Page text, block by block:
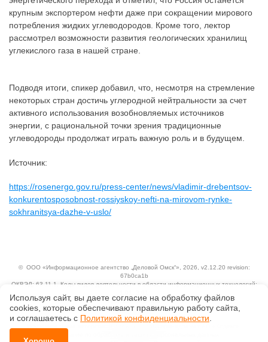
крупным экспортером нефти даже при сокращении мирового
потребления жидких углеводородов. Кроме того, лектор
рассмотрел возможности развития геологических хранилищ
углекислого газа в нашей стране.
Подводя итоги, спикер добавил, что, несмотря на стремление
некоторых стран достичь углеродной нейтральности за счет
активного использования возобновляемых источников
энергии, с рациональной точки зрения традиционные
углеводороды продолжат играть важную роль и в будущем.
Источник:
https://rosenergo.gov.ru/press-center/news/vladimir-drebentsov-
konkurentosposobnost-rossiyskoy-nefti-na-mirovom-rynke-
sokhranitsya-dazhe-v-uslo/
© ООО «Информационное агентство „Деловой Омск“» , 2026, v2.12.20 revision:
67b0ca1b
ОКВЭД: 63.11.1, Коды видов деятельности в области информационных технологий:
Ценовая политика
Технологии
Используя сайт, вы даете согласие на обработку файлов
сооkiеs, которые обеспечивают правильную работу сайта,
и соглашаетесь с Политикой конфиденциальности